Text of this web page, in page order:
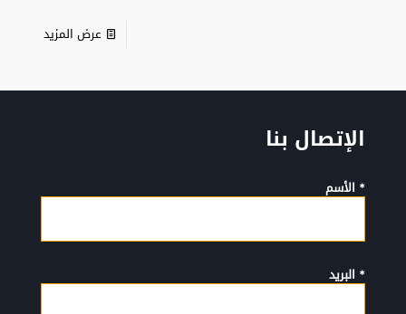
عرض المزيد
الإتصال بنا
* الأسم
* البريد